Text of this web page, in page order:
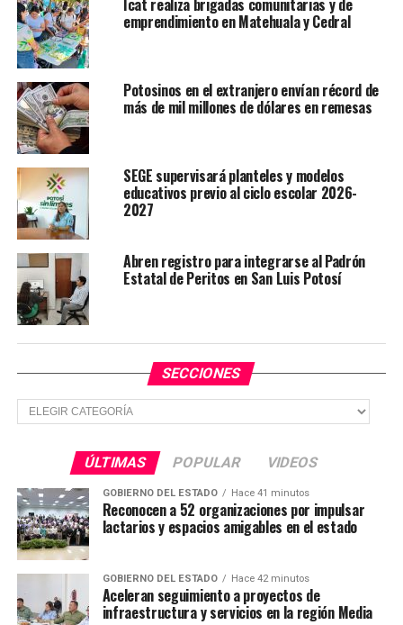
reforzar ambientes educativos y laborales más
incluyentes, libres de violencia y discriminación.
TEMAS RELACIONADOS GOBIERNO DE SLP
YA VIENE
Gobierno estatal fortalece competitividad y crecimiento
económico
NO TE PIERDAS
Gobierno estatal fortalece bienestar y espacios libres
de violencia para las mujeres
Icat realiza brigadas comunitarias y de
emprendimiento en Matehuala y Cedral
Potosinos en el extranjero envían récord de
más de mil millones de dólares en remesas
SEGE supervisará planteles y modelos
educativos previo al ciclo escolar 2026-
2027
Abren registro para integrarse al Padrón
Estatal de Peritos en San Luis Potosí
SECCIONES
Secciones
ÚLTIMAS POPULAR VIDEOS
GOBIERNO DEL ESTADO Hace 41 minutos
Reconocen a 52 organizaciones por impulsar
lactarios y espacios amigables en el estado
GOBIERNO DEL ESTADO Hace 42 minutos
Aceleran seguimiento a proyectos de
infraestructura y servicios en la región Media